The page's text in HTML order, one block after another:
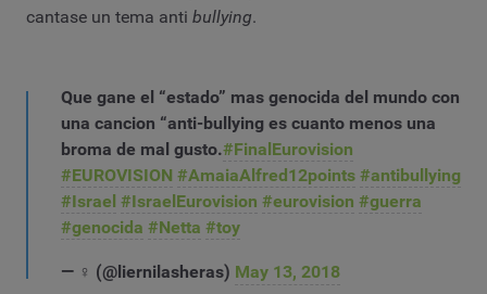
cantase un tema anti bullying.
Que gane el “estado” mas genocida del mundo con
una cancion “anti-bullying es cuanto menos una
broma de mal gusto.#FinalEurovision
#EUROVISION #AmaiaAlfred12points #antibullying
#Israel #IsraelEurovision #eurovision #guerra
#genocida #Netta #toy
— ♀ (@liernilasheras) May 13, 2018